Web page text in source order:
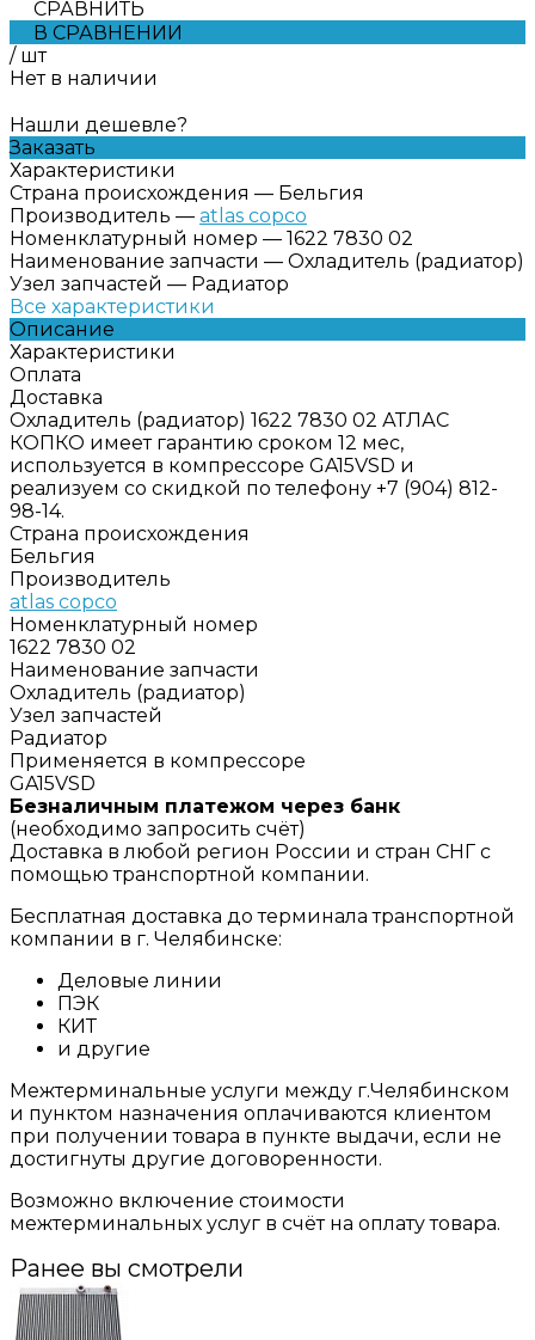
СРАВНИТЬ
В СРАВНЕНИИ
/ шт
Нет в наличии
Нашли дешевле?
Заказать
Характеристики
Страна происхождения — Бельгия
Производитель — atlas copco
Номенклатурный номер — 1622 7830 02
Наименование запчасти — Охладитель (радиатор)
Узел запчастей — Радиатор
Все характеристики
Описание
Характеристики
Оплата
Доставка
Охладитель (радиатор) 1622 7830 02 АТЛАС
КОПКО имеет гарантию сроком 12 мес,
используется в компрессоре GA15VSD и
реализуем со скидкой по телефону +7 (904) 812-
98-14.
Страна происхождения
Бельгия
Производитель
atlas copco
Номенклатурный номер
1622 7830 02
Наименование запчасти
Охладитель (радиатор)
Узел запчастей
Радиатор
Применяется в компрессоре
GA15VSD
Безналичным платежом через банк
(необходимо запросить счёт)
Доставка в любой регион России и стран СНГ с
помощью транспортной компании.
Бесплатная доставка до терминала транспортной
компании в г. Челябинске:
Деловые линии
ПЭК
КИТ
и другие
Межтерминальные услуги между г.Челябинском
и пунктом назначения оплачиваются клиентом
при получении товара в пункте выдачи, если не
достигнуты другие договоренности.
Возможно включение стоимости
межтерминальных услуг в счёт на оплату товара.
Ранее вы смотрели